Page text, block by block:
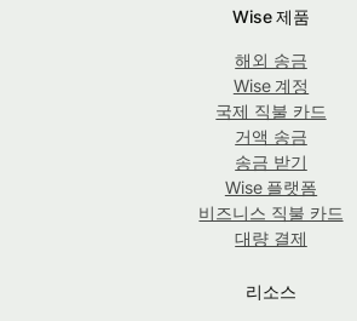
Wise 제품
해외 송금
Wise 계정
국제 직불 카드
거액 송금
송금 받기
Wise 플랫폼
비즈니스 직불 카드
대량 결제
리소스